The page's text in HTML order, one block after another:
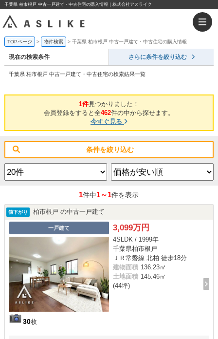
千葉県 柏市根戸 中古一戸建て・中古住宅の購入情報｜株式会社アスライク
TOPページ 物件検索 千葉県 柏市根戸 中古一戸建て・中古住宅の購入情報
現在の検索条件 さらに条件を絞り込む
千葉県 柏市根戸 中古一戸建て・中古住宅の検索結果一覧
1件見つかりました！
会員登録をすると全462件の中から探せます。
今すぐ見る
条件を絞り込む
1件中1～1件を表示
値下がり 柏市根戸 の中古一戸建て
一戸建て
30枚
3,099万円
4SLDK / 1999年
千葉県柏市根戸
ＪＲ常磐線 北柏 徒歩18分
建物面積 136.23㎡
土地面積 145.46㎡
(44坪)